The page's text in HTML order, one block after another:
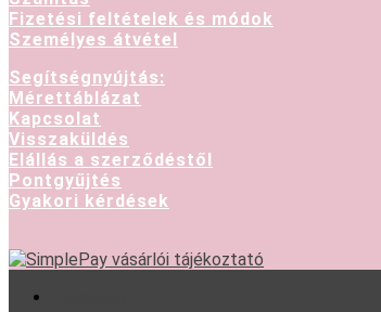
Fizetési feltételek és módok
Személyes átvétel
Segítségnyújtás:
Mérettáblázat
Kapcsolat
Visszaküldés
Elállás a szerződéstől
Pontgyűjtés
Gyakori kérdések